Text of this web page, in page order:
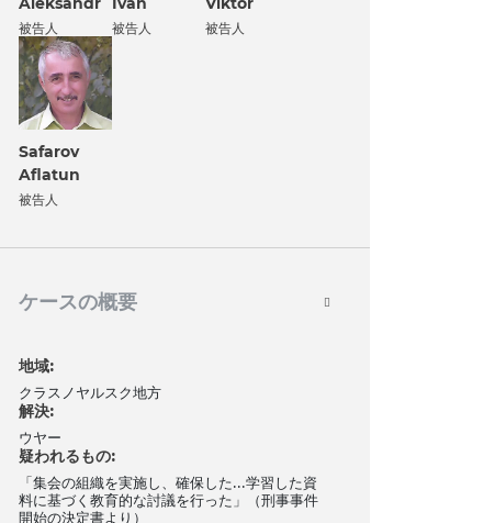
被告人 被告人 被告人
Safarov
Aflatun
被告人
ケースの概要
地域:
クラスノヤルスク地方
解決:
ウヤー
疑われるもの:
「集会の組織を実施し、確保した...学習した資
料に基づく教育的な討議を行った」（刑事事件
開始の決定書より）